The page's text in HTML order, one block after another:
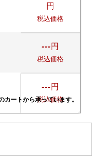
円
税込価格
---円
税込価格
---円
税込価格